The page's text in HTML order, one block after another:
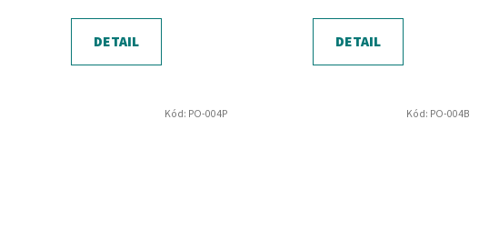
DETAIL DETAIL
Kód: PO-004P Kód: PO-004B